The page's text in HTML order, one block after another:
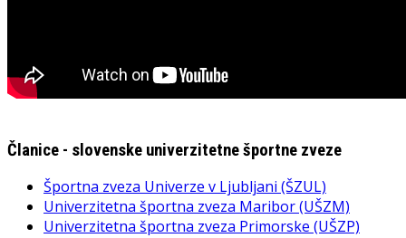
Članice - slovenske univerzitetne športne zveze
Športna zveza Univerze v Ljubljani (ŠZUL)
Univerzitetna športna zveza Maribor (UŠZM)
Univerzitetna športna zveza Primorske (UŠZP)